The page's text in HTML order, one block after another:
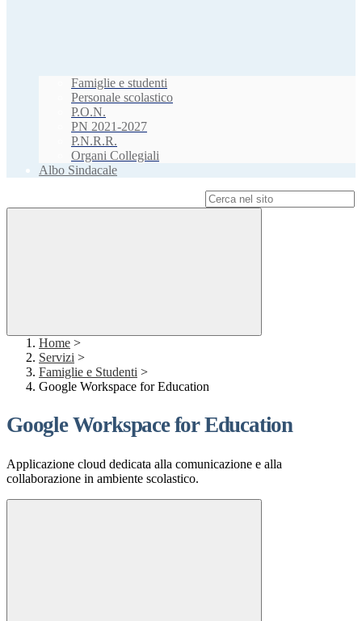
Famiglie e studenti
Personale scolastico
P.O.N.
PN 2021-2027
P.N.R.R.
Organi Collegiali
Albo Sindacale
Home >
Servizi >
Famiglie e Studenti >
Google Workspace for Education
Google Workspace for Education
Applicazione cloud dedicata alla comunicazione e alla
collaborazione in ambiente scolastico.